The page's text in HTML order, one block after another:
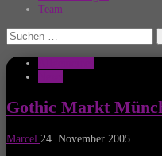
Team
Suchen
nach:
Gothic Markt
Marcel 24. November 2005